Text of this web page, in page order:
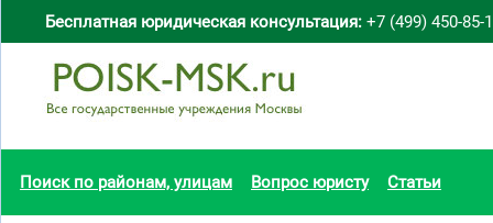
Бесплатная юридическая консультация: +7 (499) 450-85-
Поиск по районам, улицам Вопрос юристу Статьи